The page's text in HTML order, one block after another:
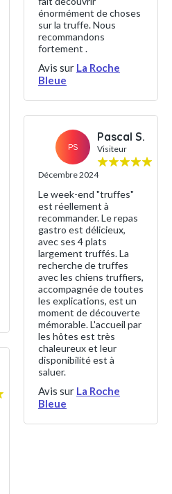
énormément de choses
sur la truffe. Nous
recommandons
fortement .
Avis sur La Roche
Bleue
PS
Pascal S.
Visiteur
Décembre 2024
Le week-end "truffes"
est réellement à
recommander. Le repas
gastro est délicieux,
avec ses 4 plats
largement truffés. La
recherche de truffes
avec les chiens truffiers,
accompagnée de toutes
les explications, est un
moment de découverte
mémorable. L'accueil par
les hôtes est très
chaleureux et leur
disponibilité est à
saluer.
Avis sur La Roche
Bleue